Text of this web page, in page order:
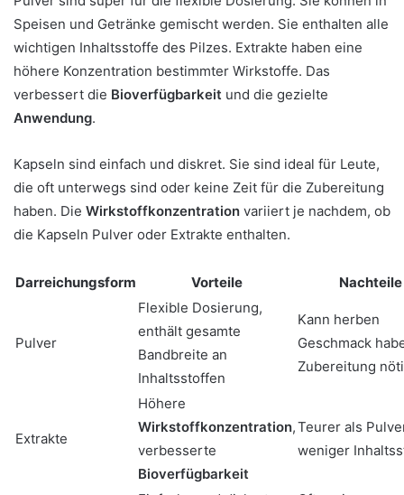
Speisen und Getränke gemischt werden. Sie enthalten alle
wichtigen Inhaltsstoffe des Pilzes. Extrakte haben eine
höhere Konzentration bestimmter Wirkstoffe. Das
verbessert die Bioverfügbarkeit und die gezielte
Anwendung.
Kapseln sind einfach und diskret. Sie sind ideal für Leute,
die oft unterwegs sind oder keine Zeit für die Zubereitung
haben. Die Wirkstoffkonzentration variiert je nachdem, ob
die Kapseln Pulver oder Extrakte enthalten.
Darreichungsform Vorteile Nachteile
Pulver
Flexible Dosierung,
enthält gesamte
Bandbreite an
Inhaltsstoffen
Kann herben
Geschmack
Zubereitung
Extrakte
Höhere
Wirkstoffkonzentration,
verbesserte
Bioverfügbarkeit
Teurer als
weniger